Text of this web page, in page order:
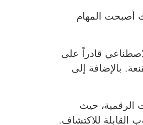
أصبحت المهام
قادراً على
بالإضافة إلى
مسؤول عن أكثر من 90% من الاختراقات الرقمية، حيث
القابلة للاكتشاف.